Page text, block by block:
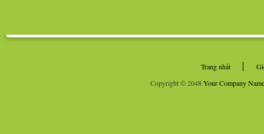
Trang nhất
Copyright © 2048Your Company Name